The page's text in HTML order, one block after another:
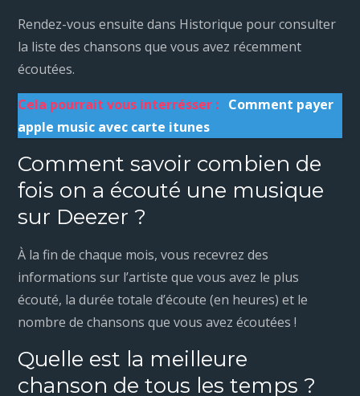
Rendez-vous ensuite dans Historique pour consulter
la liste des chansons que vous avez récemment
écoutées.
Cela pourrait vous interrésser : Comment payer
apple music avec carte itunes
Comment savoir combien de
fois on a écouté une musique
sur Deezer ?
À la fin de chaque mois, vous recevrez des
informations sur l’artiste que vous avez le plus
écouté, la durée totale d’écoute (en heures) et le
nombre de chansons que vous avez écoutées !
Quelle est la meilleure
chanson de tous les temps ?